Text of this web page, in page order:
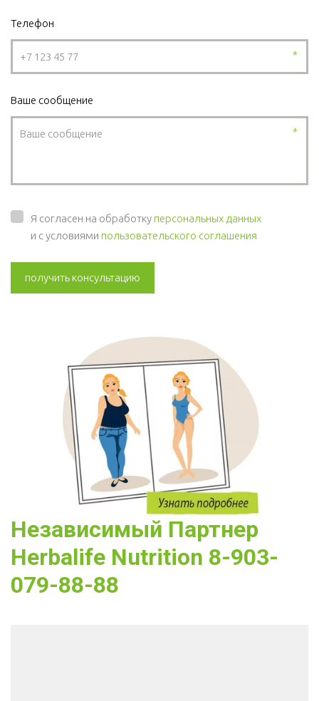
Телефон
*
Ваше сообщение
*
Я согласен на обработкуперсональных данных
и с условиями пользовательского соглашения
получить консультацию
Независимый Партнер
Herbalife Nutrition 8-903-
079-88-88